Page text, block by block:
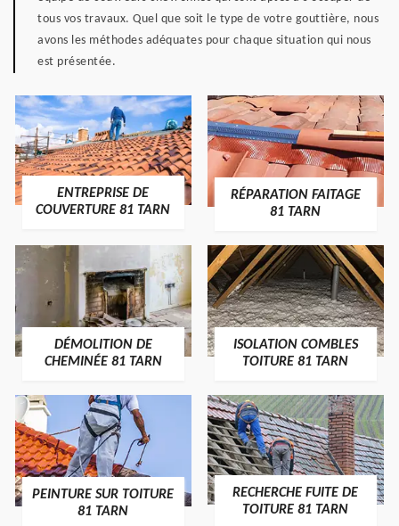
tous vos travaux. Quel que soit le type de votre gouttière, nous
avons les méthodes adéquates pour chaque situation qui nous
est présentée.
ENTREPRISE DE
COUVERTURE 81 TARN
RÉPARATION FAITAGE
81 TARN
DÉMOLITION DE
CHEMINÉE 81 TARN
ISOLATION COMBLES
TOITURE 81 TARN
PEINTURE SUR TOITURE
81 TARN
RECHERCHE FUITE DE
TOITURE 81 TARN